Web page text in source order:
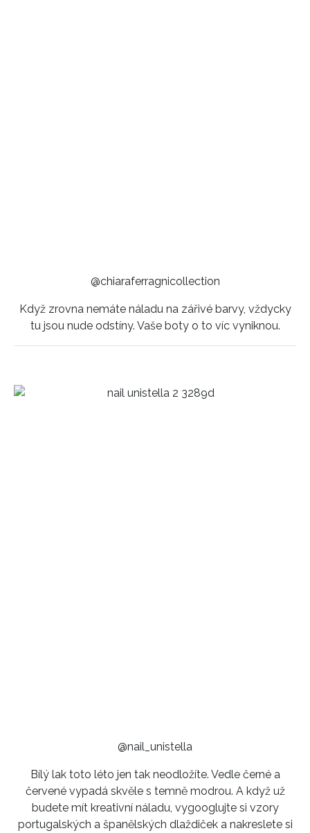
@chiaraferragnicollection
Když zrovna nemáte náladu na zářivé barvy, vždycky
tu jsou nude odstíny. Vaše boty o to víc vyniknou.
@nail_unistella
Bílý lak toto léto jen tak neodložíte. Vedle černé a
červené vypadá skvěle s temně modrou. A když už
budete mít kreativní náladu, vygooglujte si vzory
portugalských a španělských dlaždiček a nakreslete si